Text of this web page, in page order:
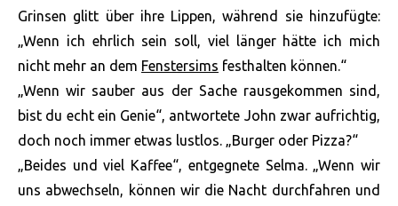
Grinsen glitt über ihre Lippen, während sie hinzufügte:
„Wenn ich ehrlich sein soll, viel länger hätte ich mich
nicht mehr an dem Fenstersims festhalten können.“
„Wenn wir sauber aus der Sache rausgekommen sind,
bist du echt ein Genie“, antwortete John zwar aufrichtig,
doch noch immer etwas lustlos. „Burger oder Pizza?“
„Beides und viel Kaffee“, entgegnete Selma. „Wenn wir
uns abwechseln, können wir die Nacht durchfahren und